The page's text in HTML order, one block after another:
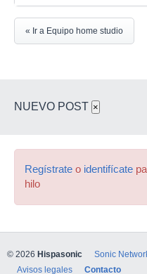
« Ir a Equipo home studio
NUEVO POST ×
Regístrate o identifícate
hilo
© 2026 Hispasonic Sonic
Avisos legales
Contacto